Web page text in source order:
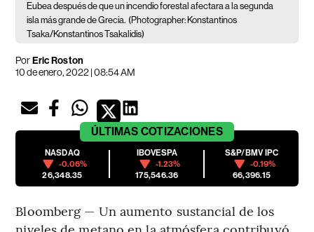
Eubea después de que un incendio forestal afectara a la segunda
isla más grande de Grecia. (Photographer: Konstantinos
Tsaka/Konstantinos Tsakalidis)
PorEric Roston
10 de enero, 2022 | 08:54 AM
ÚLTIMAS COTIZACIONES
NASDAQ
-0.06%
26,348.35
IBOVESPA
-1.23%
175,546.36
S&P/BMV IPC
-0.19%
66,396.15
Bloomberg — Un aumento sustancial de los